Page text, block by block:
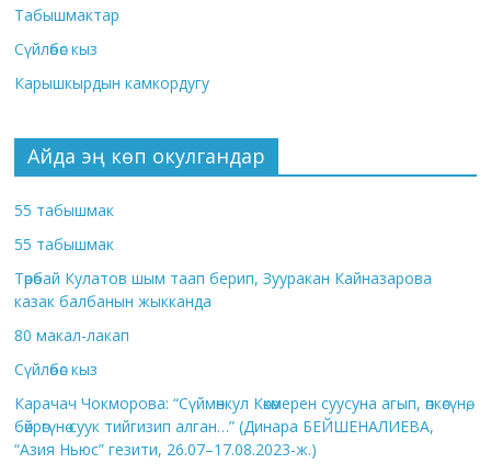
Табышмактар
Сүйлөбөс кыз
Карышкырдын камкордугу
Айда эң көп окулгандар
55 табышмак
55 табышмак
Төрөбай Кулатов шым таап берип, Зууракан Кайназарова
казак балбанын жыкканда
80 макал-лакап
Сүйлөбөс кыз
Карачач Чокморова: “Сүймөнкул Көкөмерен суусуна агып, өпкөсүнө,
бөйрөгүнө суук тийгизип алган…” (Динара БЕЙШЕНАЛИЕВА,
“Азия Ньюс” гезити, 26.07–17.08.2023-ж.)